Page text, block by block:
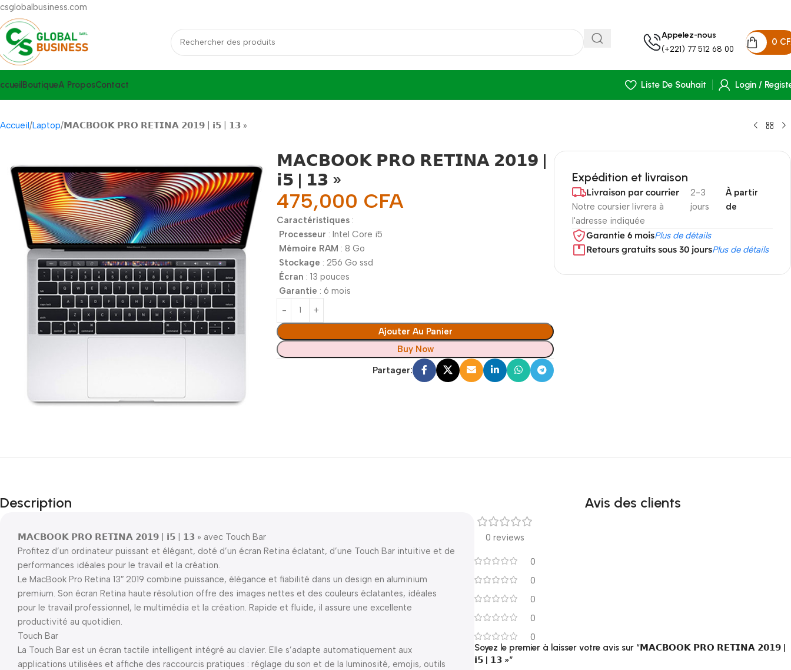
csglobalbusiness.com
Appelez-nous
(+221) 77 512 68 00
0
BoutiqueA ProposContact Liste De Souhait Login /
Accueil Laptop 𝗠𝗔𝗖𝗕𝗢𝗢𝗞 𝗣𝗥𝗢 𝗥𝗘𝗧𝗜𝗡𝗔 𝟮𝟬𝟭𝟵 | 𝗶𝟱 | 𝟭𝟯 »
𝗠𝗔𝗖𝗕𝗢𝗢𝗞 𝗣𝗥𝗢 𝗥𝗘𝗧𝗜𝗡𝗔 𝟮𝟬𝟭𝟵 |
𝗶𝟱 | 𝟭𝟯 »
475,000 CFA
Caractéristiques :
Processeur : Intel Core i5
Mémoire RAM : 8 Go
Stockage : 256 Go ssd
Écran : 13 pouces
Garantie : 6 mois
Ajouter Au Panier
Buy Now
Partager:
Expédition et livraison
Livraison par courrier
Notre coursier livrera à
l'adresse indiquée
2-3
jours
À partir
de
Garantie 6 moisPlus de détails
Retours gratuits sous 30 joursPlus de détails
Description
𝗠𝗔𝗖𝗕𝗢𝗢𝗞 𝗣𝗥𝗢 𝗥𝗘𝗧𝗜𝗡𝗔 𝟮𝟬𝟭𝟵 | 𝗶𝟱 | 𝟭𝟯 » avec Touch Bar
Profitez d’un ordinateur puissant et élégant, doté d’un écran Retina éclatant, d’une Touch Bar intuitive et de
performances idéales pour le travail et la création.
Le MacBook Pro Retina 13″ 2019 combine puissance, élégance et fiabilité dans un design en aluminium
premium. Son écran Retina haute résolution offre des images nettes et des couleurs éclatantes, idéales
pour le travail professionnel, le multimédia et la création. Rapide et fluide, il assure une excellente
productivité au quotidien.
Touch Bar
La Touch Bar est un écran tactile intelligent intégré au clavier. Elle s’adapte automatiquement aux
applications utilisées et affiche des raccourcis pratiques : réglage du son et de la luminosité, emojis, outils
Avis des clients
0 reviews
0
0
0
0
0
Soyez le premier à laisser votre avis sur “𝗠𝗔𝗖𝗕𝗢𝗢𝗞 𝗣𝗥𝗢 𝗥𝗘𝗧𝗜𝗡𝗔 𝟮𝟬𝟭𝟵 |
𝗶𝟱 | 𝟭𝟯 »”